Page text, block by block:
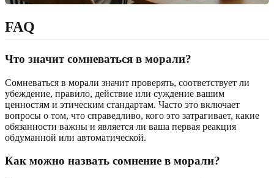
FAQ
Что значит сомневаться в морали?
Сомневаться в морали значит проверять, соответствует ли
убеждение, правило, действие или суждение вашим
ценностям и этическим стандартам. Часто это включает
вопросы о том, что справедливо, кого это затрагивает, какие
обязанности важны и является ли ваша первая реакция
обдуманной или автоматической.
Как можно назвать сомнение в морали?